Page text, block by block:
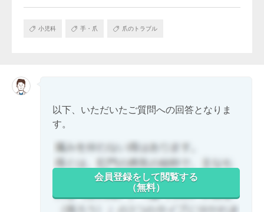
小児科 手・爪 爪のトラブル
以下、いただいたご質問への回答となりま
す。
会員登録をして閲覧する
（無料）